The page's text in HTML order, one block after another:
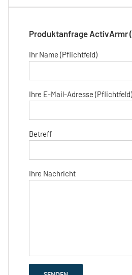
Produktanfrage ActivArmr
Ihr Name (Pflichtfeld)
Ihre E-Mail-Adresse (Pflichtfeld)
Betreff
Ihre Nachricht